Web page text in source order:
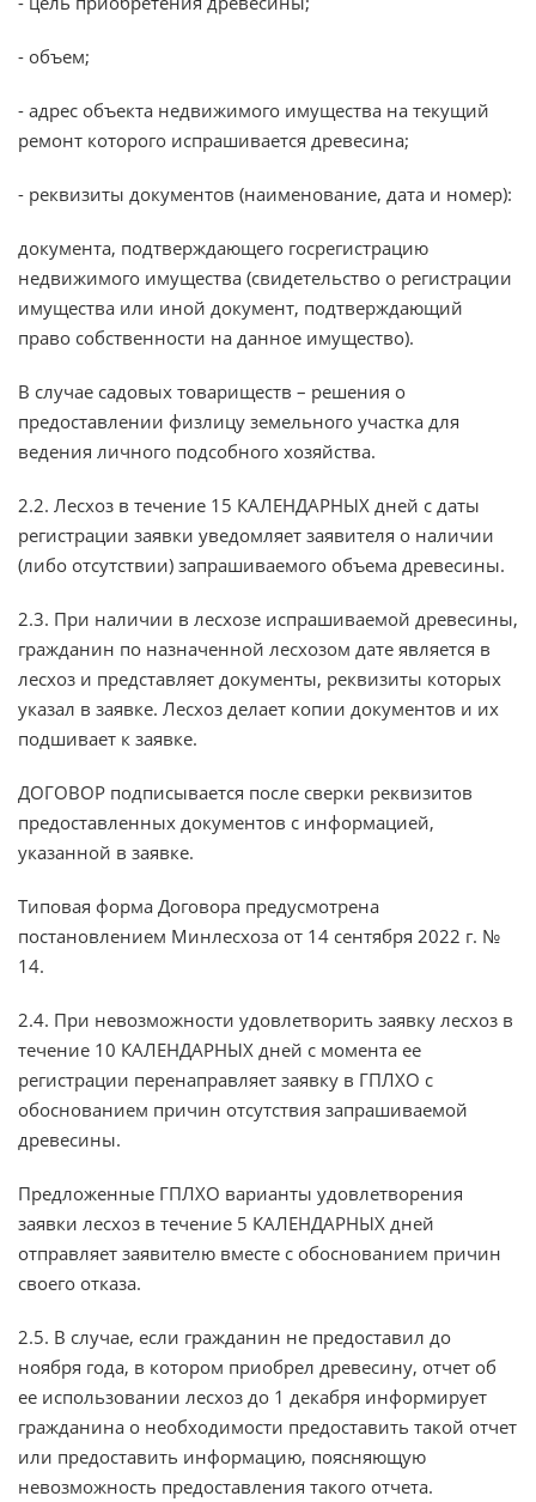
- объем;
- адрес объекта недвижимого имущества на текущий
ремонт которого испрашивается древесина;
- реквизиты документов (наименование, дата и номер):
документа, подтверждающего госрегистрацию
недвижимого имущества (свидетельство о регистрации
имущества или иной документ, подтверждающий
право собственности на данное имущество).
В случае садовых товариществ – решения о
предоставлении физлицу земельного участка для
ведения личного подсобного хозяйства.
2.2. Лесхоз в течение 15 КАЛЕНДАРНЫХ дней с даты
регистрации заявки уведомляет заявителя о наличии
(либо отсутствии) запрашиваемого объема древесины.
2.3. При наличии в лесхозе испрашиваемой древесины,
гражданин по назначенной лесхозом дате является в
лесхоз и представляет документы, реквизиты которых
указал в заявке. Лесхоз делает копии документов и их
подшивает к заявке.
ДОГОВОР подписывается после сверки реквизитов
предоставленных документов с информацией,
указанной в заявке.
Типовая форма Договора предусмотрена
постановлением Минлесхоза от 14 сентября 2022 г. №
14.
2.4. При невозможности удовлетворить заявку лесхоз в
течение 10 КАЛЕНДАРНЫХ дней с момента ее
регистрации перенаправляет заявку в ГПЛХО с
обоснованием причин отсутствия запрашиваемой
древесины.
Предложенные ГПЛХО варианты удовлетворения
заявки лесхоз в течение 5 КАЛЕНДАРНЫХ дней
отправляет заявителю вместе с обоснованием причин
своего отказа.
2.5. В случае, если гражданин не предоставил до
ноября года, в котором приобрел древесину, отчет об
ее использовании лесхоз до 1 декабря информирует
гражданина о необходимости предоставить такой отчет
или предоставить информацию, поясняющую
невозможность предоставления такого отчета.